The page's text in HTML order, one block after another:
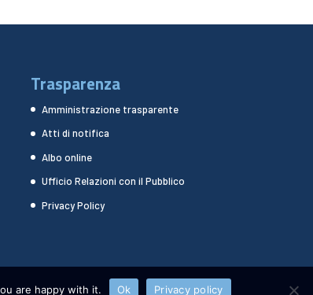
Trasparenza
Amministrazione trasparente
Atti di notifica
Albo online
Ufficio Relazioni con il Pubblico
Privacy Policy
are happy with it. Ok Privacy policy